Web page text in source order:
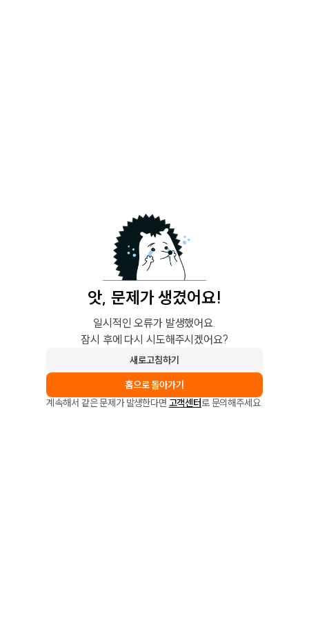
앗, 문제가 생겼어요!
일시적인 오류가 발생했어요.
잠시 후에 다시 시도해주시겠어요?
새로고침하기
홈으로 돌아가기
계속해서 같은 문제가 발생한다면 고객센터로 문의해주세요.